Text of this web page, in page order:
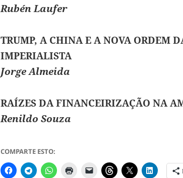
Rubén Laufer
TRUMP, A CHINA E A NOVA ORDEM
IMPERIALISTA
Jorge Almeida
RAÍZES DA FINANCEIRIZAÇÃO NA
Renildo Souza
COMPARTE ESTO: